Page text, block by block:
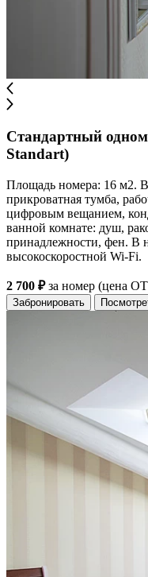
Стандартный
Standart)
Площадь номера: 16 м2. В
прикроватная тумба,
цифровым вещанием,
ванной комнате: душ,
принадлежности, фен. В
высокоскоростной Wi-Fi.
2 700 ₽за номер (цена
Забронировать